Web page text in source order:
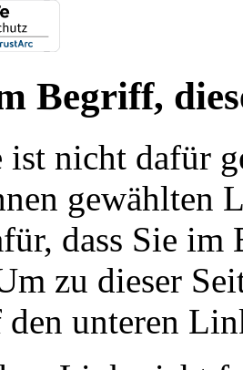
Begriff,
ist nicht dafür
gewählten
dass Sie im
zu dieser
den unteren